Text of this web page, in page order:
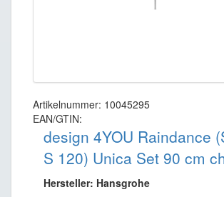
Artikelnummer: 10045295
EAN/GTIN:
design 4YOU Raindance
S 120) Unica Set 90 cm
Hersteller: Hansgrohe